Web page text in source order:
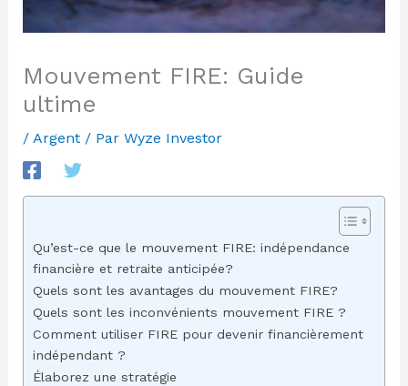
Mouvement FIRE: Guide
ultime
/ Argent/ Par Wyze Investor
Qu’est-ce que le mouvement FIRE: indépendance
financière et retraite anticipée?
Quels sont les avantages du mouvement FIRE?
Quels sont les inconvénients mouvement FIRE ?
Comment utiliser FIRE pour devenir financièrement
indépendant ?
Élaborez une stratégie